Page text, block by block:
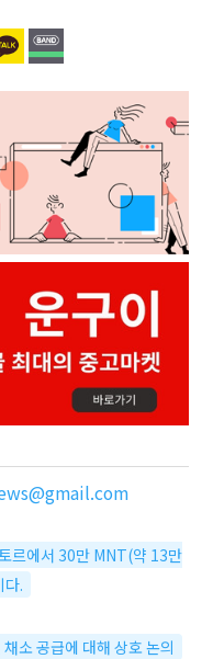
르에서 30만 MNT(약 13만
.
소 공급에 대해 상호 논의